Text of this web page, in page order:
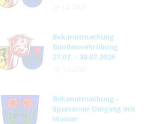
Bekanntmachung
Bundeswehrübung
27.07. - 30.07.2026
Bekanntmachung -
Sparsamer Umgang mit
Wasser